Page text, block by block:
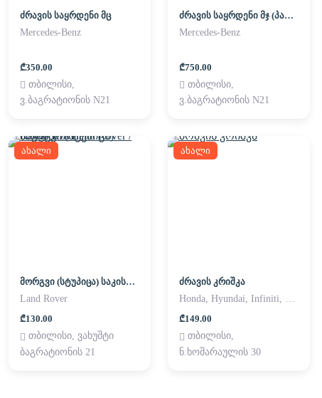
ძრავის საყრდენი მც
Mercedes-Benz
₾350.00
თბილისი,
ვ.ბაგრატიონის N21
ძრავის საყრდენი მჯ (პადმატორნი)
Mercedes-Benz
₾750.00
თბილისი,
ვ.ბაგრატიონის N21
ახალი
მორგვი (სტუპიცა) საკისარი Land Rover / Range Rover
Land Rover
₾130.00
თბილისი, ვახუშტი
ბაგრატიონის 21
ახალი
ძრავის კრიშკა
Honda, Hyundai, Infiniti, Kia, Lexus, Mazda, Mitsubishi, Nissan, Subaru, Suzuki, Toyota
₾149.00
თბილისი,
ნ.ხოშარაულის 30